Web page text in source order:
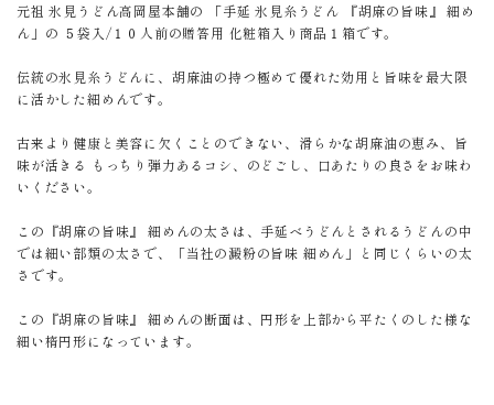
元祖 氷見うどん高岡屋本舗の 「手延 氷見糸うどん 『胡麻の旨味』 細め
ん」の ５袋入/１０人前の贈答用 化粧箱入り商品１箱です。
伝統の氷見糸うどんに、胡麻油の持つ極めて優れた効用と旨味を最大限
に活かした細めんです。
古来より健康と美容に欠くことのできない、滑らかな胡麻油の恵み、旨
味が活きる もっちり弾力あるコシ、のどごし、口あたりの良さをお味わ
いください。
この『胡麻の旨味』 細めんの太さは、手延べうどんとされるうどんの中
では細い部類の太さで、「当社の澱粉の旨味 細めん」と同じくらいの太
さです。
この『胡麻の旨味』 細めんの断面は、円形を上部から平たくのした様な
細い楕円形になっています。